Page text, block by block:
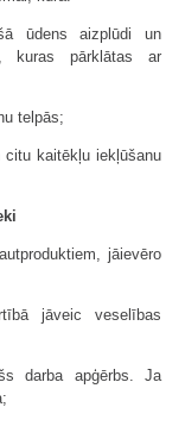
ūdens aizplūdi un
kuras pārklātas ar
telpās;
citu kaitēkļu iekļūšanu
jāievēro
jāveic veselības
darba apģērbs. Ja